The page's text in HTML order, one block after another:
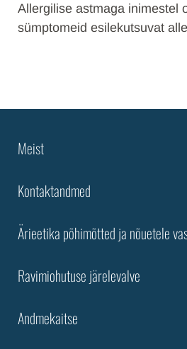
Allergilise astmaga inimestel
sümptomeid esilekutsuvat
Meist
Kontaktandmed
Ärieetika põhimõtted ja nõuetele
Ravimiohutuse järelevalve
Andmekaitse